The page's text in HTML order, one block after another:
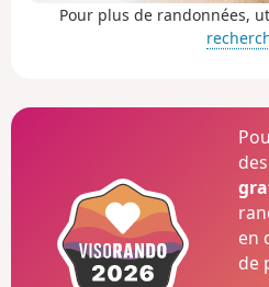
Pour plus de randonnées,
en
de